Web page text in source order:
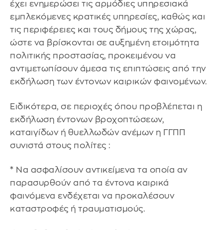
έχει ενημερώσει τις αρμόδιες υπηρεσιακά
εμπλεκόμενες κρατικές υπηρεσίες, καθώς και
τις περιφέρειες και τους δήμους της χώρας,
ώστε να βρίσκονται σε αυξημένη ετοιμότητα
πολιτικής προστασίας, προκειμένου να
αντιμετωπίσουν άμεσα τις επιπτώσεις από την
εκδήλωση των έντονων καιρικών φαινομένων.
Ειδικότερα, σε περιοχές όπου προβλέπεται η
εκδήλωση έντονων βροχοπτώσεων,
καταιγίδων ή θυελλωδών ανέμων η ΓΓΠΠ
συνιστά στους πολίτες :
* Να ασφαλίσουν αντικείμενα τα οποία αν
παρασυρθούν από τα έντονα καιρικά
φαινόμενα ενδέχεται να προκαλέσουν
καταστροφές ή τραυματισμούς.